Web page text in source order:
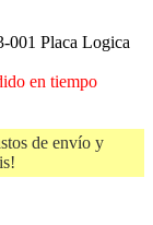
001 Placa Logica
en tiempo
de envío y